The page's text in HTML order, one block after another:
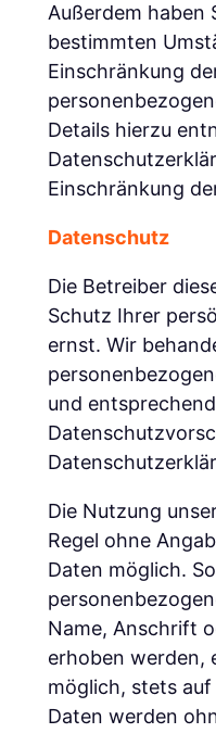
Außerdem haben
bestimmten
Einschränkung
Details hierzu
Einschränkung
Datenschutz
Die Betreiber
Schutz Ihrer
ernst. Wir
und
Die Nutzung
Regel ohne
Daten möglich.
Name, Anschrift
erhoben werden,
möglich, stets
Daten werden